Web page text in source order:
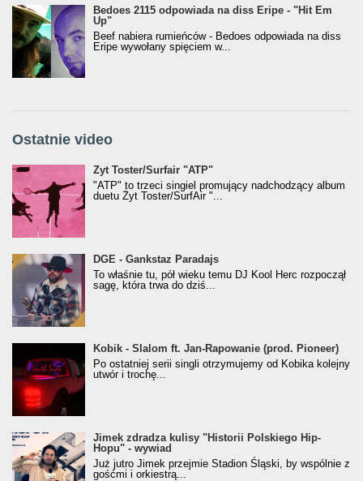
Bedoes 2115 odpowiada na diss Eripe - "Hit Em
Up"
Beef nabiera rumieńców - Bedoes odpowiada na diss
Eripe wywołany spięciem w...
Ostatnie video
Żyt Toster/SurfAir - ATP VIDEO
Żyt Toster/Surfair "ATP"
"ATP" to trzeci singiel promujący nadchodzący album
duetu Żyt Toster/SurfAir "...
donGURALesko z nagrodą za
Klasyczny/Trueschoolowy Album Roku
(Popkillery 2023)
DGE - Gankstaz Paradajs
To właśnie tu, pół wieku temu DJ Kool Herc rozpoczął
sagę, która trwa do dziś...
Kobik - Slalom ft. Jan-Rapowanie (prod. Pioneer)
[Official Music Visualiser]
Kobik - Slalom ft. Jan-Rapowanie (prod. Pioneer)
Po ostatniej serii singli otrzymujemy od Kobika kolejny
utwór i trochę...
Jimek zdradza kulisy "Historii Polskiego Hip-
Hopu" - wywiad
Jimek zdradza kulisy "Historii Polskiego Hip-
Hopu" - wywiad
Już jutro Jimek przejmie Stadion Śląski, by wspólnie z
gośćmi i orkiestrą...